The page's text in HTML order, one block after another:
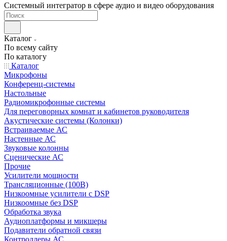
Системный интегратор в сфере аудио и видео оборудования
Каталог
По всему сайту
По каталогу
Каталог
Микрофоны
Конференц-системы
Настольные
Радиомикрофонные системы
Для переговорных комнат и кабинетов руководителя
Акустические системы (Колонки)
Встраиваемые АС
Настенные АС
Звуковые колонны
Сценические АС
Прочие
Усилители мощности
Трансляционные (100В)
Низкоомные усилители с DSP
Низкоомные без DSP
Обработка звука
Аудиоплатформы и микшеры
Подавители обратной связи
Контроллеры АС